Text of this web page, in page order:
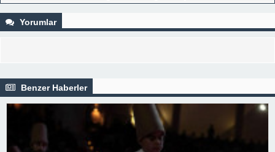
Yorumlar
Benzer Haberler